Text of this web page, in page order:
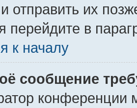
отправить их
перейдите в
к началу
сообщение
конференции